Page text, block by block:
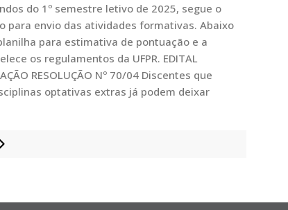
do 1º semestre letivo de 2025, segue o
para envio das atividades formativas. Abaixo
para estimativa de pontuação e a
os regulamentos da UFPR. EDITAL
RESOLUÇÃO Nº 70/04 Discentes que
optativas extras já podem deixar